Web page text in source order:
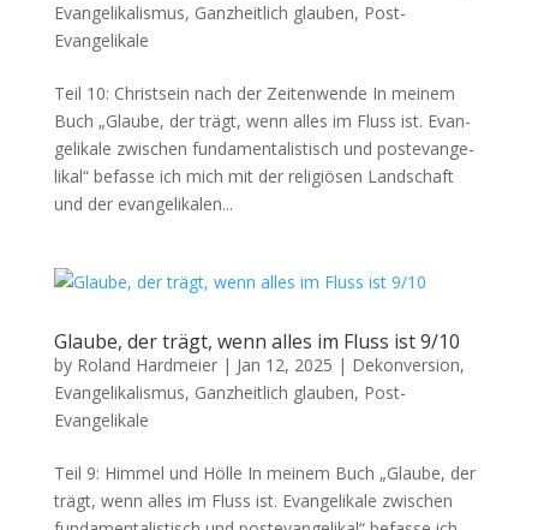
Evangelikalismus, Ganzheitlich glauben, Post-
Evangelikale
Teil 10: Christ­sein nach der Zeit­en­wende In meinem
Buch „Glaube, der trägt, wenn alles im Fluss ist. Evan­
ge­likale zwis­chen fun­da­men­tal­is­tisch und poste­van­ge­
likal“ befasse ich mich mit der religiösen Land­schaft
und der evan­ge­likalen...
Glaube, der trägt, wenn alles im Fluss ist 9/10
by Roland Hardmeier| Jan 12, 2025 | Dekonversion,
Evangelikalismus, Ganzheitlich glauben, Post-
Evangelikale
Teil 9: Him­mel und Hölle In meinem Buch „Glaube, der
trägt, wenn alles im Fluss ist. Evan­ge­likale zwis­chen